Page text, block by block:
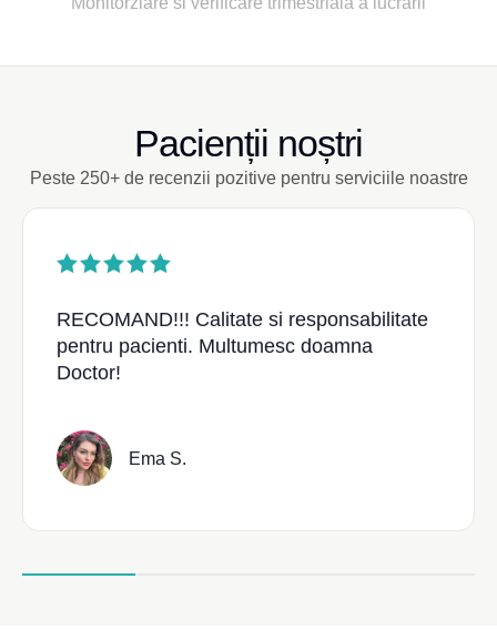
Pacienții noștri
Peste 250+ de recenzii pozitive pentru serviciile noastre
RECOMAND!!! Calitate si responsabilitate
pentru pacienti. Multumesc doamna
Doctor!
Ema S.